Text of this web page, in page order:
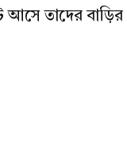
আসে তাদের বাড়ির